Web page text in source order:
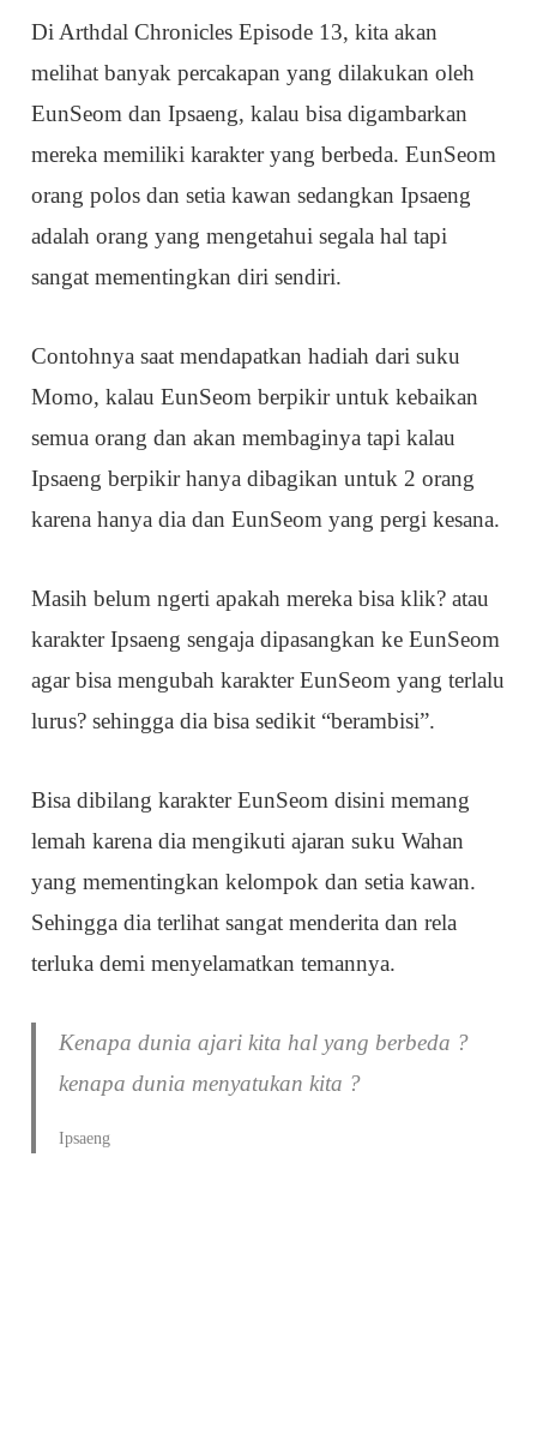
Di Arthdal Chronicles Episode 13, kita akan
melihat banyak percakapan yang dilakukan oleh
EunSeom dan Ipsaeng, kalau bisa digambarkan
mereka memiliki karakter yang berbeda. EunSeom
orang polos dan setia kawan sedangkan Ipsaeng
adalah orang yang mengetahui segala hal tapi
sangat mementingkan diri sendiri.
Contohnya saat mendapatkan hadiah dari suku
Momo, kalau EunSeom berpikir untuk kebaikan
semua orang dan akan membaginya tapi kalau
Ipsaeng berpikir hanya dibagikan untuk 2 orang
karena hanya dia dan EunSeom yang pergi kesana.
Masih belum ngerti apakah mereka bisa klik? atau
karakter Ipsaeng sengaja dipasangkan ke EunSeom
agar bisa mengubah karakter EunSeom yang terlalu
lurus? sehingga dia bisa sedikit “berambisi”.
Bisa dibilang karakter EunSeom disini memang
lemah karena dia mengikuti ajaran suku Wahan
yang mementingkan kelompok dan setia kawan.
Sehingga dia terlihat sangat menderita dan rela
terluka demi menyelamatkan temannya.
Kenapa dunia ajari kita hal yang berbeda ?
kenapa dunia menyatukan kita ?
Ipsaeng